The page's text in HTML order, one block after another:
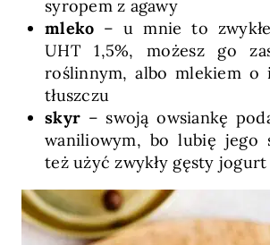
syropem z agawy
mleko – u mnie to
UHT 1,5%, możesz go
roślinnym, albo mlekiem o
tłuszczu
skyr – swoją owsiankę
waniliowym, bo lubię jego
też użyć zwykły gęsty